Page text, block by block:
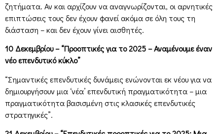
ζητήματα. Αν και αρχίζουν να αναγνωρίζονται, οι αρνητικές
επιπτώσεις τους δεν έχουν φανεί ακόμα σε όλη τους τη
διάσταση – και δεν έχουν γίνει αισθητές.
10 Δεκεμβρίου – “Προοπτικές για το 2025 – Αναμένουμε έναν
νέο επενδυτικό κύκλο”
“Σημαντικές επενδυτικές δυνάμεις ενώνονται εκ νέου για να
δημιουργήσουν μια ‘νέα’ επενδυτική πραγματικότητα – μια
πραγματικότητα βασισμένη στις κλασικές επενδυτικές
στρατηγικές”.